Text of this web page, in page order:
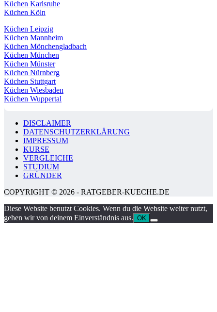
Küchen Karlsruhe
Küchen Köln
Küchen Leipzig
Küchen Mannheim
Küchen Mönchengladbach
Küchen München
Küchen Münster
Küchen Nürnberg
Küchen Stuttgart
Küchen Wiesbaden
Küchen Wuppertal
DISCLAIMER
DATENSCHUTZERKLÄRUNG
IMPRESSUM
KURSE
VERGLEICHE
STUDIUM
GRÜNDER
COPYRIGHT © 2026 - RATGEBER-KUECHE.DE
Diese Website benutzt Cookies. Wenn du die Website weiter nutzt,
gehen wir von deinem Einverständnis aus. OK